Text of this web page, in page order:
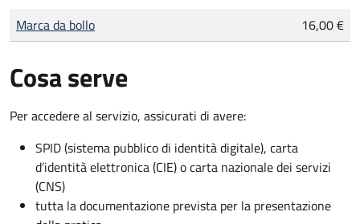
Tipo di pagamento
Importo
Marca da bollo 16,00 €
Cosa serve
Per accedere al servizio, assicurati di avere:
SPID (sistema pubblico di identità digitale), carta
d’identità elettronica (CIE) o carta nazionale dei servizi
(CNS)
tutta la documentazione prevista per la presentazione